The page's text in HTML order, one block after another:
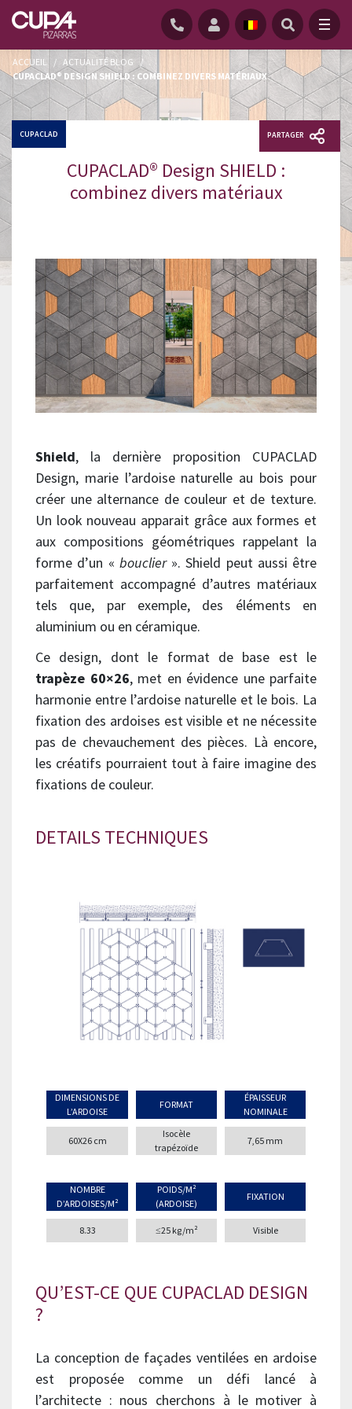
ACCUEIL / ACTUALITÉ BLOG
/
CUPACLAD® DESIGN SHIELD : COMBINEZ DIVERS MATÉRIAUX
CUPACLAD PARTAGER
CUPACLAD® Design SHIELD :
combinez divers matériaux
Shield, la dernière proposition CUPACLAD
Design, marie l’ardoise naturelle au bois pour
créer une alternance de couleur et de texture.
Un look nouveau apparait grâce aux formes et
aux compositions géométriques rappelant la
forme d’un « bouclier ». Shield peut aussi être
parfaitement accompagné d’autres matériaux
tels que, par exemple, des éléments en
aluminium ou en céramique.
Ce design, dont le format de base est le
trapèze 60×26, met en évidence une parfaite
harmonie entre l’ardoise naturelle et le bois. La
fixation des ardoises est visible et ne nécessite
pas de chevauchement des pièces. Là encore,
les créatifs pourraient tout à faire imagine des
fixations de couleur.
DETAILS TECHNIQUES
DIMENSIONS DE
L’ARDOISE
FORMAT
ÉPAISSEUR
NOMINALE
60X26 cm
Isocèle
trapézoïde
7,65 mm
NOMBRE
D’ARDOISES/M²
POIDS/M²
(ARDOISE)
FIXATION
8.33 ≤25 kg/m² Visible
QU’EST-CE QUE CUPACLAD DESIGN
?
La conception de façades ventilées en ardoise
est proposée comme un défi lancé à
l’architecte : nous cherchons à le motiver à